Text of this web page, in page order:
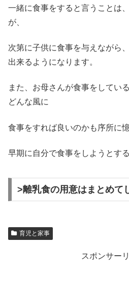
一緒に食事をすると言うことは
が、
次第に子供に食事を与えながら
出来るようになります。
また、お母さんが食事をしてい
どんな風に
食事をすれば良いのかも序所に
早期に自分で食事をしようとす
>離乳食の用意はまとめて
育児と家事
スポンサー